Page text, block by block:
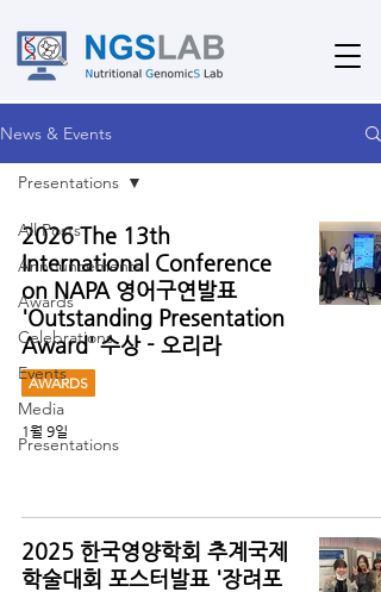
News & Events
All Posts
Announcements
Awards
Celebrations
Events
Media
Presentations
Presentations
2026 The 13th
International Conference
on NAPA 영어구연발표
'Outstanding Presentation
Award' 수상 - 오리라
AWARDS
1월 9일
2025 한국영양학회 추계국제
학술대회 포스터발표 '장려포